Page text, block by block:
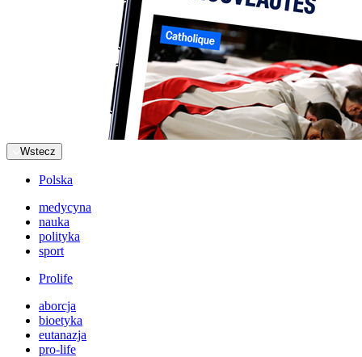
Wstecz
Polska
medycyna
nauka
polityka
sport
Prolife
aborcja
bioetyka
eutanazja
pro-life